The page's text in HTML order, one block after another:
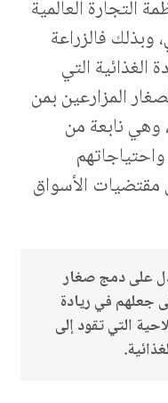
التجارة العالمية
وبذلك فالزراعة
الغذائية التي
المزارعين بمن
وهي نابعة من
الأسواق
على دمج صغار
جعلهم في ريادة
التي تقود إلى